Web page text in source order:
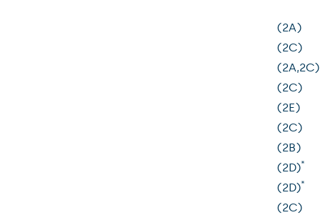
(2A)
(2C)
(2A,2C)
(2C)
(2E)
(2C)
(2B)
(2D)*
(2D)*
(2C)